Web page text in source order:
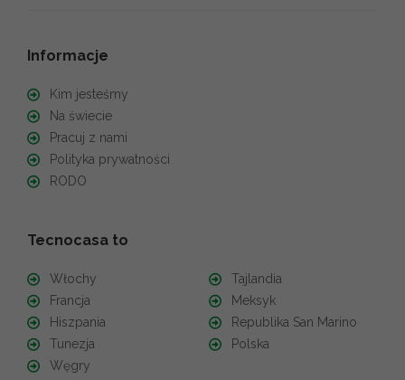
Informacje
Kim jesteśmy
Na świecie
Pracuj z nami
Polityka prywatności
RODO
Tecnocasa to
Włochy
Francja
Hiszpania
Tunezja
Węgry
Tajlandia
Meksyk
Republika San Marino
Polska